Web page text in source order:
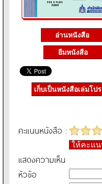
อ่านหนังสือ
ยืมหนังสือ
เก็บเป็นหนังสือเล่มโป
คะแนนหนังสือ :
ให้คะแ
แสดงความเห็น
หัวข้อ